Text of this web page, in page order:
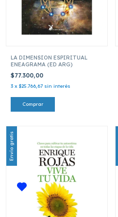
LA DIMENSION ESPIRITUAL
ENEAGRAMA (ED ARG)
$77.300,00
3 x $25.766,67 sin interés
Envío gratis